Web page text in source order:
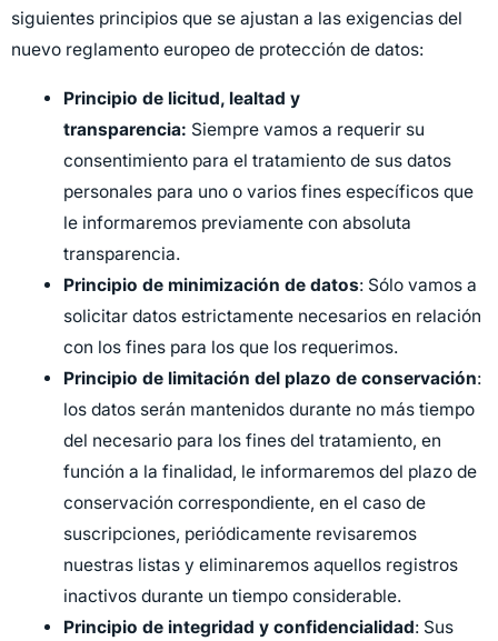
siguientes principios que se ajustan a las exigencias del
nuevo reglamento europeo de protección de datos:
Principio de licitud, lealtad y
transparencia: Siempre vamos a requerir su
consentimiento para el tratamiento de sus datos
personales para uno o varios fines específicos que
le informaremos previamente con absoluta
transparencia.
Principio de minimización de datos: Sólo vamos a
solicitar datos estrictamente necesarios en relación
con los fines para los que los requerimos.
Principio de limitación del plazo de conservación:
los datos serán mantenidos durante no más tiempo
del necesario para los fines del tratamiento, en
función a la finalidad, le informaremos del plazo de
conservación correspondiente, en el caso de
suscripciones, periódicamente revisaremos
nuestras listas y eliminaremos aquellos registros
inactivos durante un tiempo considerable.
Principio de integridad y confidencialidad: Sus